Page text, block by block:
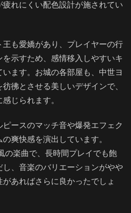
れにくい配色設計が施されてい
も愛嬌があり、プレイヤーの行
示すため、感情移入しやすいキ
ます。お城の各部屋も、中世ヨ
彿とさせる美しいデザインで、
じられます。
ースのマッチ音や爆発エフェク
爽快感を演出しています。
の楽曲で、長時間プレイでも飽
し、音楽のバリエーションがやや
あればさらに良かったでしょ